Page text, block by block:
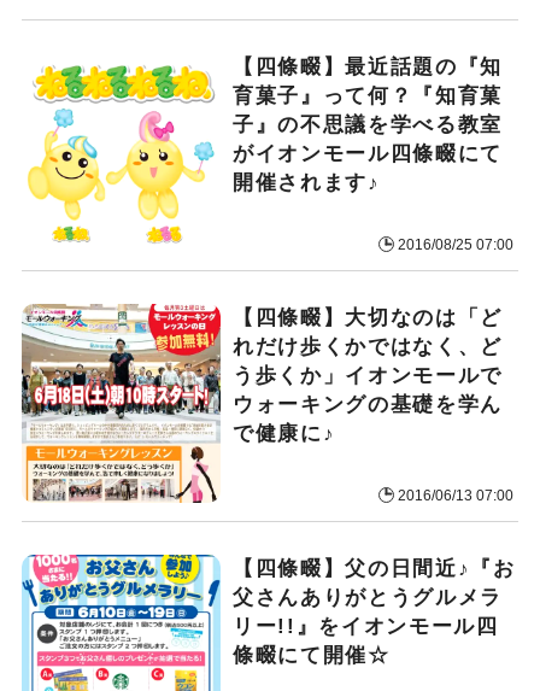
【四條畷】最近話題の『知
育菓子』って何？『知育菓
子』の不思議を学べる教室
がイオンモール四條畷にて
開催されます♪
2016/08/25 07:00
【四條畷】大切なのは「ど
れだけ歩くかではなく、ど
う歩くか」イオンモールで
ウォーキングの基礎を学ん
で健康に♪
2016/06/13 07:00
【四條畷】父の日間近♪『お
父さんありがとうグルメラ
リー!!』をイオンモール四
條畷にて開催☆